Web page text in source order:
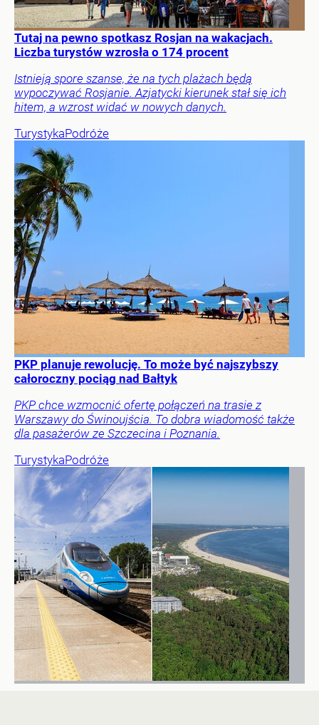
Tutaj na pewno spotkasz Rosjan na wakacjach.
Liczba turystów wzrosła o 174 procent
Istnieją spore szanse, że na tych plażach będą
wypoczywać Rosjanie. Azjatycki kierunek stał się ich
hitem, a wzrost widać w nowych danych.
TurystykaPodróże
PKP planuje rewolucję. To może być najszybszy
całoroczny pociąg nad Bałtyk
PKP chce wzmocnić ofertę połączeń na trasie z
Warszawy do Świnoujścia. To dobra wiadomość także
dla pasażerów ze Szczecina i Poznania.
TurystykaPodróże